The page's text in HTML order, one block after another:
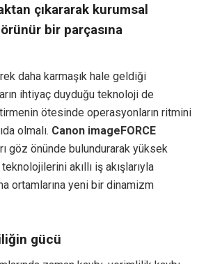
çıkararak kurumsal
bir parçasına
daha karmaşık hale geldiği
ihtiyaç duyduğu teknoloji de
ötesinde operasyonların ritmini
olmalı. Canon imageFORCE
göz önünde bulundurarak yüksek
akıllı iş akışlarıyla
ortamlarına yeni bir dinamizm
gücü